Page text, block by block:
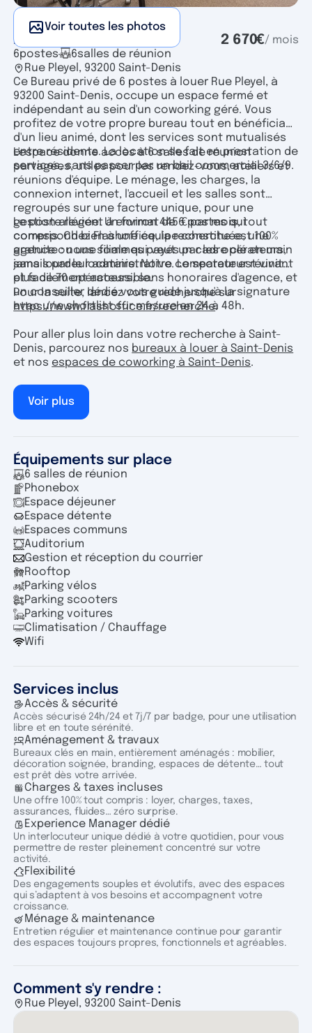
Voir toutes les photos
Bureau privé
6postes 6salles de réunion
Rue Pleyel, 93200 Saint-Denis
2 670€/ mois
Ce Bureau privé de 6 postes à louer Rue Pleyel, à
93200 Saint-Denis, occupe un espace fermé et
indépendant au sein d'un coworking géré. Vous
profitez de votre propre bureau tout en bénéficiant
d'un lieu animé, dont les services sont mutualisés
entre résidents. La location se fait en prestation de
services, sans passer par un bail commercial 3/6/9.
L'espace donne accès à 6 salles de réunion
partagées, utiles pour les rendez-vous, ateliers et
réunions d'équipe. Le ménage, les charges, la
connexion internet, l'accueil et les salles sont
regroupés sur une facture unique, pour une
gestion allégée. Un format de 6 postes qui
correspond bien à une équipe constituée, une
agence ou une filiale qui veut un cadre clé en main
sans lourdeur administrative. Le secteur est vivant
et facilement accessible.
Le poste revient à environ 445 € par mois, tout
compris. Chez Flashoffice, la recherche est 100%
gratuite : nous sommes payés par les opérateurs,
jamais par le locataire. Notre comparateur réunit
plus de 70 opérateurs, sans honoraires d'agence, et
un conseiller dédié vous guide jusqu'à la signature
avec une shortlist sur mesure en 24 à 48h.
Pour la suite, lancez votre recherche sur
https://www.flashoffice.fr/recherche.
Pour aller plus loin dans votre recherche à Saint-
Denis, parcourez nos bureaux à louer à Saint-Denis
et nos espaces de coworking à Saint-Denis.
Voir plus
Équipements sur place
6 salles de réunion
Phonebox
Espace déjeuner
Espace détente
Espaces communs
Auditorium
Gestion et réception du courrier
Rooftop
Parking vélos
Parking scooters
Parking voitures
Climatisation / Chauffage
Wifi
Services inclus
Accès & sécurité
Accès sécurisé 24h/24 et 7j/7 par badge, pour une utilisation
libre et en toute sérénité.
Aménagement & travaux
Bureaux clés en main, entièrement aménagés : mobilier,
décoration soignée, branding, espaces de détente… tout
est prêt dès votre arrivée.
Charges & taxes incluses
Une offre 100% tout compris : loyer, charges, taxes,
assurances, fluides… zéro surprise.
Experience Manager dédié
Un interlocuteur unique dédié à votre quotidien, pour vous
permettre de rester pleinement concentré sur votre
activité.
Flexibilité
Des engagements souples et évolutifs, avec des espaces
qui s’adaptent à vos besoins et accompagnent votre
croissance.
Ménage & maintenance
Entretien régulier et maintenance continue pour garantir
des espaces toujours propres, fonctionnels et agréables.
Comment s'y rendre :
Rue Pleyel, 93200 Saint-Denis